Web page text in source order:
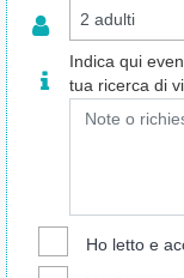
Indica qui
tua ricerca di
Ho letto e